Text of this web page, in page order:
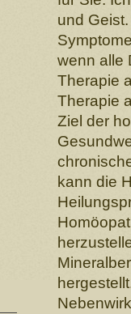
und
wenn alle
Therapie
Therapie
Ziel der
kann die